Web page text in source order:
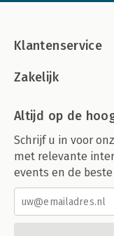
Klantenservice
Zakelijk
Altijd op de
Schrijf u in voor
met relevante
events en de